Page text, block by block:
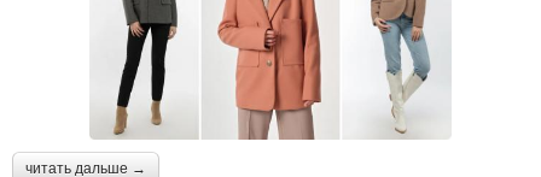
читать дальше →